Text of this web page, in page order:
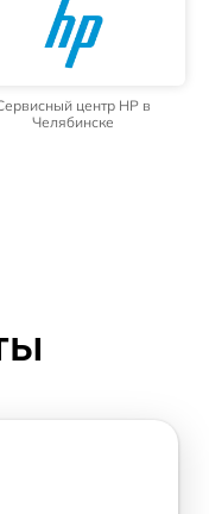
центр HP в
Челябинске